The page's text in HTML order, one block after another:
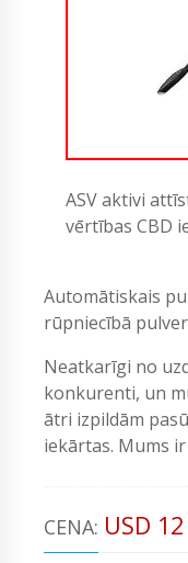
ASV aktivi
vērtības CBD
Automātiskais
rūpniecībā
Neatkarīgi no
konkurenti, un
ātri izpildām
iekārtas. Mums
CENA: USD